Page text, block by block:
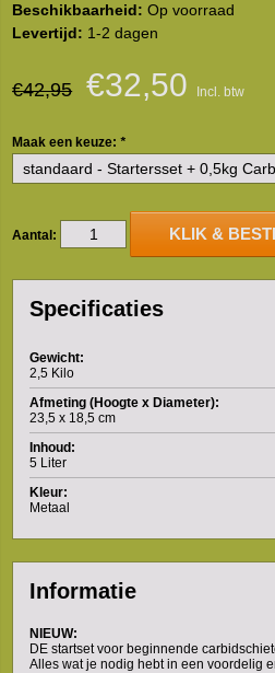
Beschikbaarheid: Op voorraad
Levertijd: 1-2 dagen
€42,95 €32,50 Incl. btw
Maak een keuze:*
Aantal: KLIK &
Informatie
NIEUW:
DE startset voor beginnende
Alles wat je nodig hebt in een voordelig
Specificaties
Gewicht:
2,5 Kilo
Afmeting (Hoogte x Diameter):
23,5 x 18,5 cm
Inhoud:
5 Liter
Kleur:
Metaal